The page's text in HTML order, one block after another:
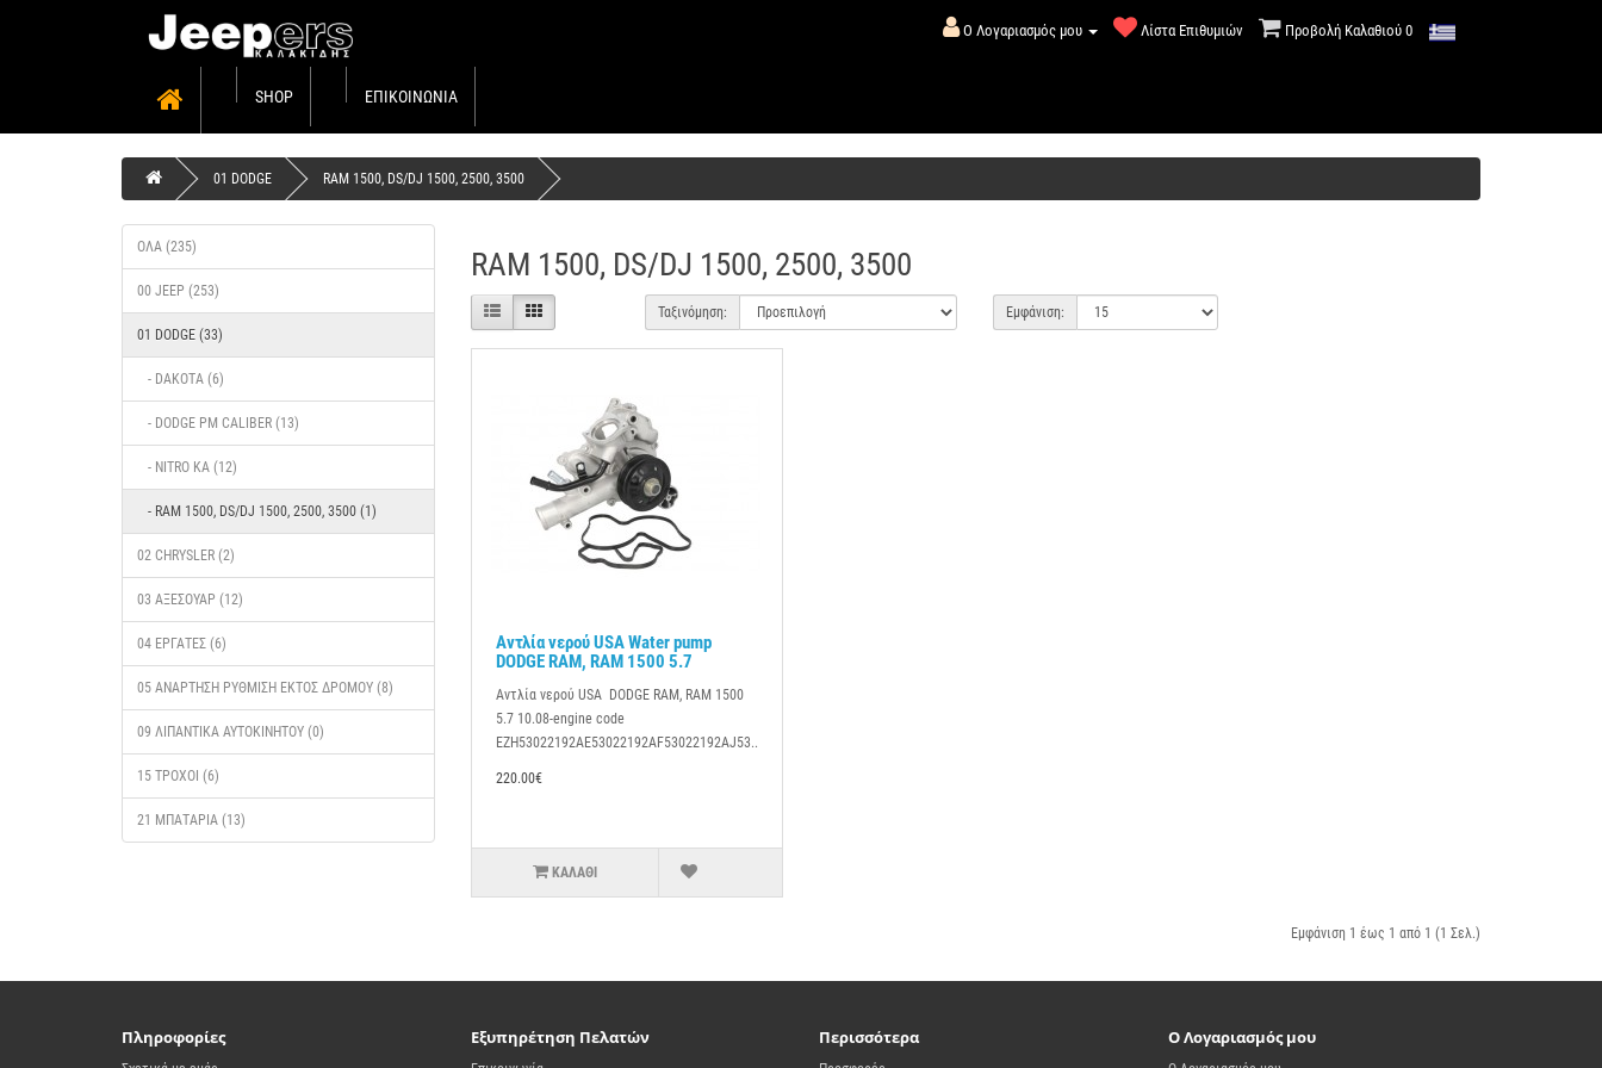
Ο Λογαριασμός μου Λίστα Επιθυμιών Προβολή Καλαθιού0
SHOP ΕΠΙΚΟΙΝΩΝΊΑ
01 DODGE RAM 1500, DS/DJ 1500, 2500, 3500
ΌΛΑ (235)
00 JEEP (253)
01 DODGE (33)
- DAKOTA (6)
- DODGE PM CALIBER (13)
- NITRO KA (12)
- RAM 1500, DS/DJ 1500, 2500, 3500 (1)
02 CHRYSLER (2)
03 ΑΞΕΣΟΥΆΡ (12)
04 ΕΡΓΑΤΕΣ (6)
05 ΑΝΆΡΤΗΣΗ ΡΥΘΜΙΣΗ ΕΚΤΟΣ ΔΡΟΜΟΥ (8)
09 ΛΙΠΑΝΤΙΚΆ ΑΥΤΟΚΙΝΉΤΟΥ (0)
15 ΤΡΟΧΟΊ (6)
21 ΜΠΑΤΑΡΙΑ (13)
RAM 1500, DS/DJ 1500, 2500, 3500
Ταξινόμηση: Εμφάνιση:
Αντλία νερού USA Water pump
DODGE RAM, RAM 1500 5.7
Αντλία νερού USA DODGE RAM, RAM 1500
5.7 10.08-engine code
EZH53022192AE53022192AF53022192AJ53..
220.00€
ΚΑΛΆΘΙ
Εμφάνιση 1 έως 1 από 1 (1 Σελ.)
Πληροφορίες Εξυπηρέτηση Πελατών Περισσότερα Ο Λογαριασμός μου